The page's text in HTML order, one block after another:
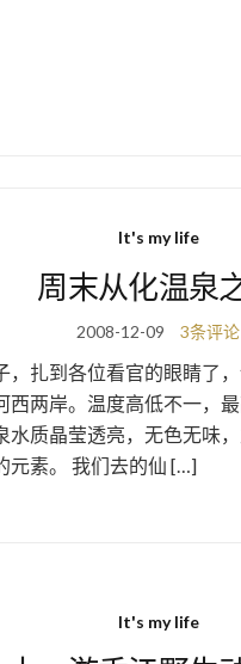
It's my life
周末从化温泉
2008-12-09 3条评论
，扎到各位看官的眼睛了
西两岸。温度高低不一，
水质晶莹透亮，无色无味
元素。 我们去的仙 […]
It's my life